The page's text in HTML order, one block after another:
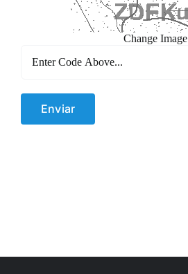
Change Image